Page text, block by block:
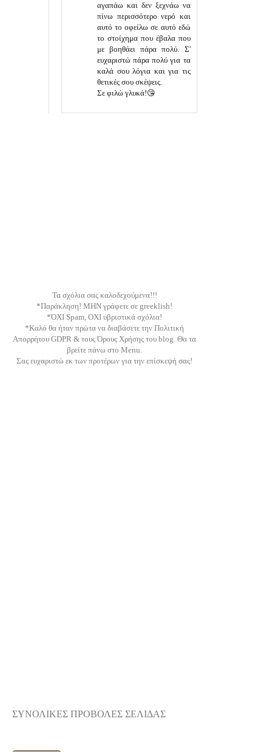
αγαπάω και δεν ξεχνάω να
πίνω περισσότερο νερό και
αυτό το οφείλω σε αυτό εδώ
το στοίχημα που έβαλα που
με βοηθάει πάρα πολύ. Σ'
ευχαριστώ πάρα πολύ για τα
καλά σου λόγια και για τις
θετικές σου σκέψεις.
Σε φιλώ γλυκά!😘
Τα σχόλια σας καλοδεχούμενα!!!
*Παράκληση! ΜΗΝ γράφετε σε greeklish!
*ΌΧΙ Spam, ΟΧΙ υβριστικά σχόλια!
*Καλό θα ήταν πρώτα να διαβάσετε την Πολιτική
Απορρήτου GDPR & τους Όρους Χρήσης του blog. Θα τα
βρείτε πάνω στο Menu.
Σας ευχαριστώ εκ των προτέρων για την επίσκεψή σας!
ΣΥΝΟΛΙΚΕΣ ΠΡΟΒΟΛΕΣ ΣΕΛΙΔΑΣ